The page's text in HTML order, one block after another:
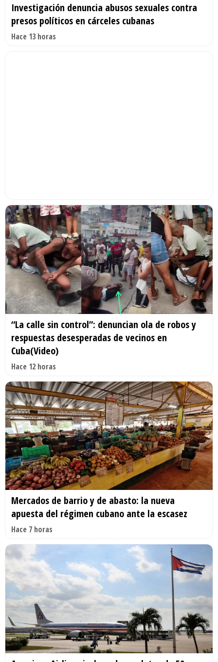
Investigación denuncia abusos sexuales contra
presos políticos en cárceles cubanas
Hace 13 horas
“La calle sin control”: denuncian ola de robos y
respuestas desesperadas de vecinos en
Cuba(Video)
Hace 12 horas
Mercados de barrio y de abasto: la nueva
apuesta del régimen cubano ante la escasez
Hace 7 horas